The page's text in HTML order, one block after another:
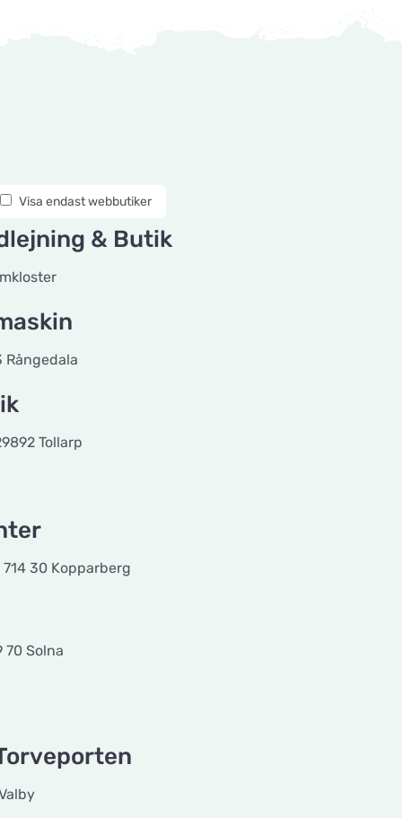
Visa endast webbutiker
& Butik
Rångedala
Tollarp
30 Kopparberg
70 Solna